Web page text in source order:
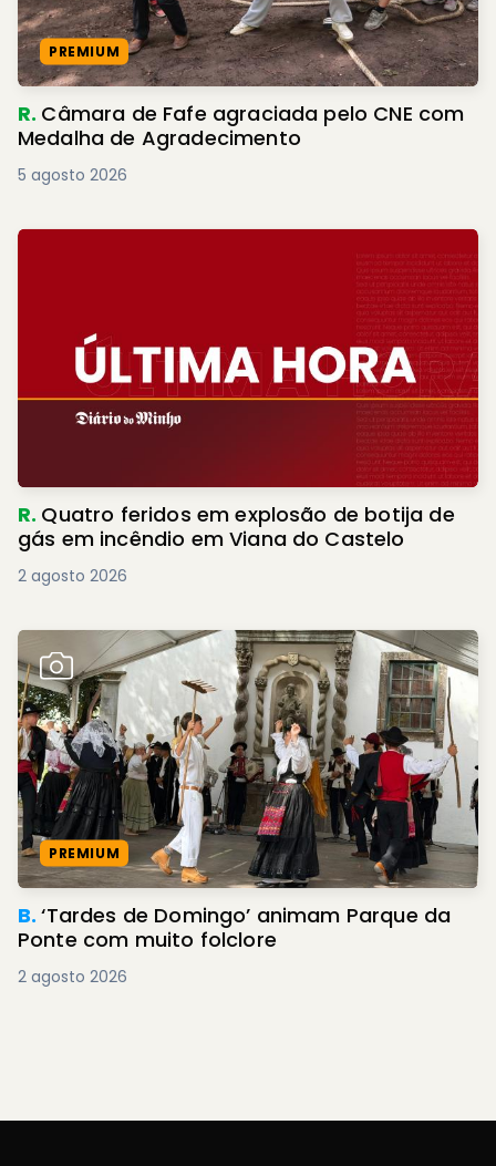
PREMIUM
R. Câmara de Fafe agraciada pelo CNE com
Medalha de Agradecimento
5 agosto 2026
R. Quatro feridos em explosão de botija de
gás em incêndio em Viana do Castelo
2 agosto 2026
PREMIUM
B.‘Tardes de Domingo’ animam Parque da
Ponte com muito folclore
2 agosto 2026